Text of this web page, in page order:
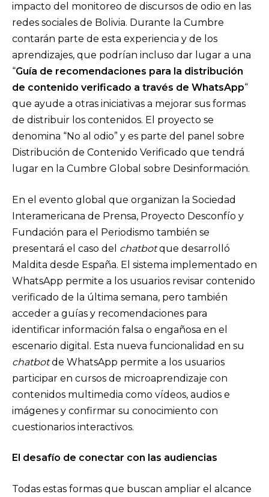
impacto del monitoreo de discursos de odio en las
redes sociales de Bolivia. Durante la Cumbre
contarán parte de esta experiencia y de los
aprendizajes, que podrían incluso dar lugar a una
“Guía de recomendaciones para la distribución
de contenido verificado a través de WhatsApp“
que ayude a otras iniciativas a mejorar sus formas
de distribuir los contenidos. El proyecto se
denomina “No al odio” y es parte del panel sobre
Distribución de Contenido Verificado que tendrá
lugar en la Cumbre Global sobre Desinformación.
En el evento global que organizan la Sociedad
Interamericana de Prensa, Proyecto Desconfío y
Fundación para el Periodismo también se
presentará el caso del chatbotque desarrolló
Maldita desde España. El sistema implementado en
WhatsApp permite a los usuarios revisar contenido
verificado de la última semana, pero también
acceder a guías y recomendaciones para
identificar información falsa o engañosa en el
escenario digital. Esta nueva funcionalidad en su
chatbotde WhatsApp permite a los usuarios
participar en cursos de microaprendizaje con
contenidos multimedia como vídeos, audios e
imágenes y confirmar su conocimiento con
cuestionarios interactivos.
El desafío de conectar con las audiencias
Todas estas formas que buscan ampliar el alcance